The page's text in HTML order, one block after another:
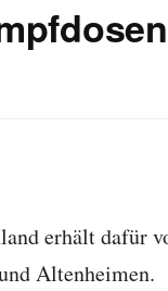
erhält dafür
Altenheimen.